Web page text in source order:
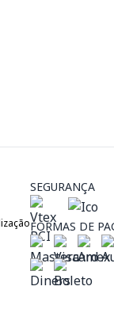
SEGURANÇA
FORMAS DE